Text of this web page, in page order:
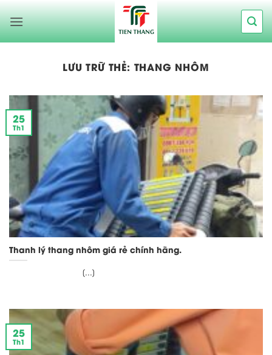
Bỏ
qua
nội
LƯU TRỮ THẺ: THANG NHÔM
Thanh lý thang nhôm giá rẻ chính hãng.
[...]
25
Th1
25
Th1